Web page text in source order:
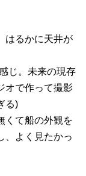
はるかに天井が
じ。未来の現存
オで作って撮影
る)
くて船の外観を
、よく見たかっ